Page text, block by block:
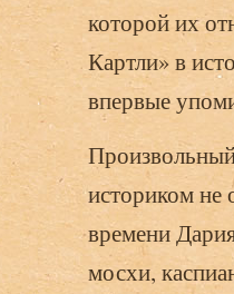
которой их
Картли» в
впервые
историком не
времени
мосхи,